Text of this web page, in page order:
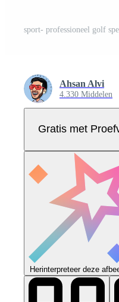
Ahsan Alvi
4.330 Middelen
Gratis met
Herinterpreteer deze